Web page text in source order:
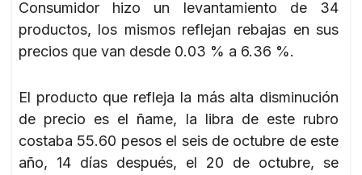
Consumidor hizo un levantamiento de 34
productos, los mismos reflejan rebajas en sus
precios que van desde 0.03 % a 6.36 %.
El producto que refleja la más alta disminución
de precio es el ñame, la libra de este rubro
costaba 55.60 pesos el seis de octubre de este
año, 14 días después, el 20 de octubre, se